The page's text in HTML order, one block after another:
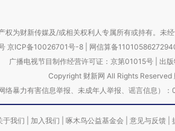
权为财新传媒及/或相关权利人专属所有或持有。未
京ICP备10026701号-8 网信算备
广播电视节目制作经营许可证：京第01015号| 出
Copyright 财新网 All Rights Reserved
络暴力有害信息举报、未成年人举报、谣言信息
于我们 加入我们 啄木鸟公益基金会 意见与反馈